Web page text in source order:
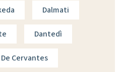
Dalmati
Dantedì
De Cervantes